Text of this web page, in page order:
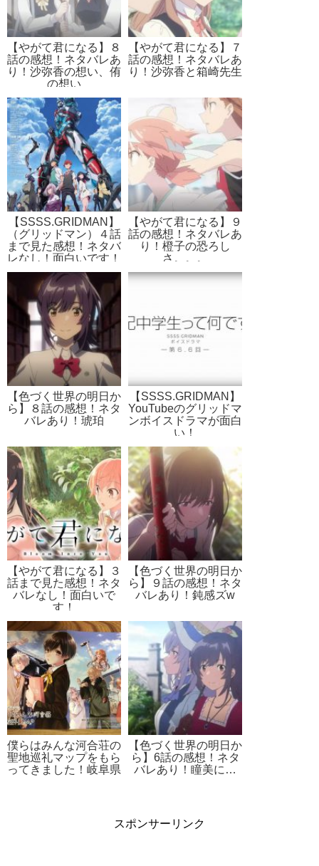
【やがて君になる】８
話の感想！ネタバレあ
り！沙弥香の想い、侑
の想い
【やがて君になる】７
話の感想！ネタバレあ
り！沙弥香と箱崎先生
【SSSS.GRIDMAN】
（グリッドマン）４話
まで見た感想！ネタバ
レなし！面白いです！
【やがて君になる】９
話の感想！ネタバレあ
り！橙子の恐ろし
さ。。。
【色づく世界の明日か
ら】８話の感想！ネタ
バレあり！琥珀
【SSSS.GRIDMAN】
YouTubeのグリッドマ
ンボイスドラマが面白
い！
【やがて君になる】３
話まで見た感想！ネタ
バレなし！面白いで
す！
【色づく世界の明日か
ら】９話の感想！ネタ
バレあり！鈍感ズw
僕らはみんな河合荘の
聖地巡礼マップをもら
ってきました！岐阜県
【色づく世界の明日か
ら】6話の感想！ネタ
バレあり！瞳美に…
スポンサーリンク